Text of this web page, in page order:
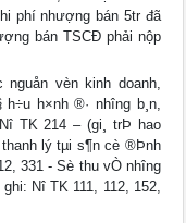
phí nhượng bán 5tr đã
bán TSCĐ phải nộp
nguån vèn kinh doanh,
h×nh ®· nh­îng b¸n,
TK 214 – (gi¸ trÞ hao
thanh lý tµi s¶n cè ®Þnh
331 - Sè thu vÒ nh­îng
Nî TK 111, 112, 152,